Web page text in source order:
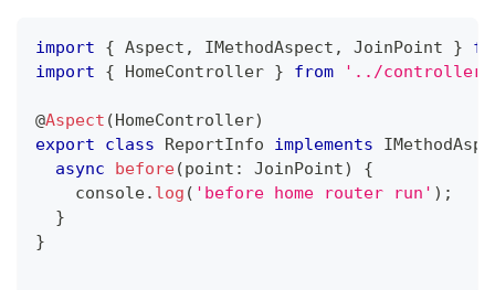
import { Aspect , IMethodAspect , JoinPoint }
import
{ HomeController } from '../controller/
@Aspect (HomeController)
export
class ReportInfo implements
async
before(point : JoinPoint)
{
console. log ( 'before home router run' ) ;
}
}